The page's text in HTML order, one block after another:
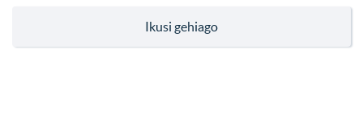
Ikusi gehiago